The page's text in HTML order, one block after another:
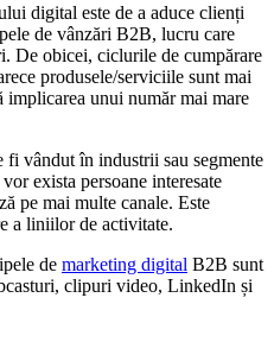
digital este de a aduce clienți
de vânzări B2B, lucru care
De obicei, ciclurile de cumpărare
produsele/serviciile sunt mai
implicarea unui număr mai mare
fi vândut în industrii sau segmente
exista persoane interesate
pe mai multe canale. Este
a liniilor de activitate.
de marketing digital B2B sunt
clipuri video, LinkedIn și